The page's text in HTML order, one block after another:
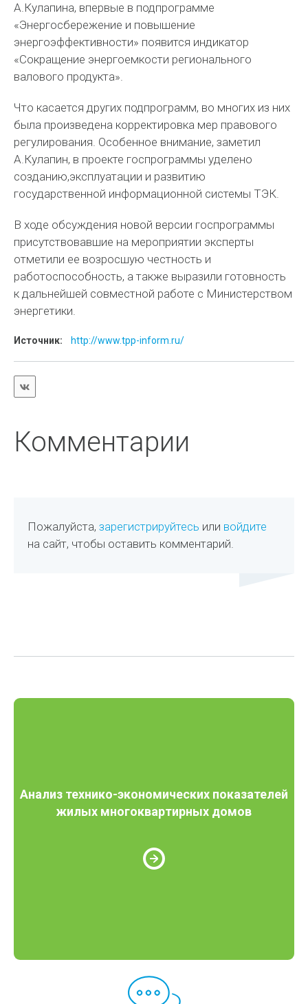
А.Кулапина, впервые в подпрограмме
«Энергосбережение и повышение
энергоэффективности» появится индикатор
«Сокращение энергоемкости регионального
валового продукта».
Что касается других подпрограмм, во многих из них
была произведена корректировка мер правового
регулирования. Особенное внимание, заметил
А.Кулапин, в проекте госпрограммы уделено
созданию,эксплуатации и развитию
государственной информационной системы ТЭК.
В ходе обсуждения новой версии госпрограммы
присутствовавшие на мероприятии эксперты
отметили ее возросшую честность и
работоспособность, а также выразили готовность
к дальнейшей совместной работе с Министерством
энергетики.
Источник: http://www.tpp-inform.ru/
Комментарии
Пожалуйста,зарегистрируйтесь или войдите
на сайт, чтобы оставить комментарий.
Анализ технико-экономических показателей
жилых многоквартирных домов